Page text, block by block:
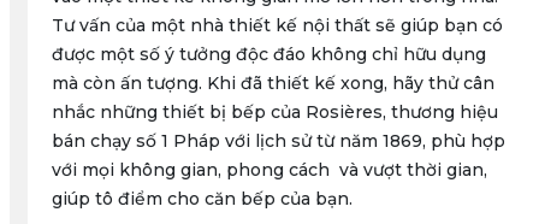
Tư vấn của một nhà thiết kế nội thất sẽ giúp bạn có
được một số ý tưởng độc đáo không chỉ hữu dụng
mà còn ấn tượng. Khi đã thiết kế xong, hãy thử cân
nhắc những thiết bị bếp của Rosières, thương hiệu
bán chạy số 1 Pháp với lịch sử từ năm 1869, phù hợp
với mọi không gian, phong cách và vượt thời gian,
giúp tô điểm cho căn bếp của bạn.